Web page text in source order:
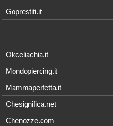
Goprestiti.it
Okceliachia.it
Mondopiercing.it
Mammaperfetta.it
Chesignifica.net
Chenozze.com